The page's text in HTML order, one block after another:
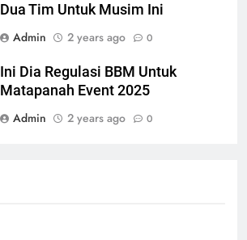
Dua Tim Untuk Musim Ini
Admin
2 years ago 0
Ini Dia Regulasi BBM Untuk
Matapanah Event 2025
Admin
2 years ago 0